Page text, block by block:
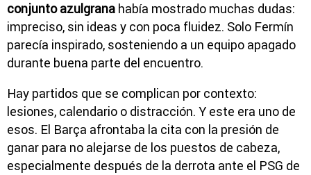
conjunto azulgrana había mostrado muchas dudas:
impreciso, sin ideas y con poca fluidez. Solo Fermín
parecía inspirado, sosteniendo a un equipo apagado
durante buena parte del encuentro.
Hay partidos que se complican por contexto:
lesiones, calendario o distracción. Y este era uno de
esos. El Barça afrontaba la cita con la presión de
ganar para no alejarse de los puestos de cabeza,
especialmente después de la derrota ante el PSG de